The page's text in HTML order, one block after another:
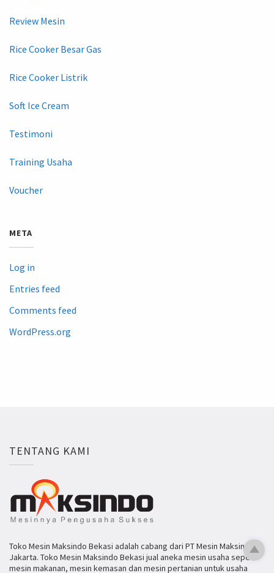
Review Mesin
Rice Cooker Besar Gas
Rice Cooker Listrik
Soft Ice Cream
Testimoni
Training Usaha
Voucher
META
Log in
Entries feed
Comments feed
WordPress.org
TENTANG KAMI
Toko Mesin Maksindo Bekasi adalah cabang dari PT Mesin Maksindo
Jakarta. Toko Mesin Maksindo Bekasi jual aneka mesin usaha seperti
mesin makanan, mesin kemasan dan mesin pertanian untuk usaha